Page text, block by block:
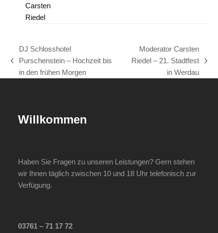
vorheriger
Beitrag:
DJ Schlosshotel
Purschenstein – Hochzeit bis
in den frühen Morgen
Nächster
Beitrag:
Moderator Carsten
Riedel – 21. Stadtfest
in Werdau
Willkommen
Haben Sie Fragen zu unseren Leistungen? Gern stehen
wir Ihnen täglich zwischen 10 und 18 Uhr telefonisch zur
Verfügung.
03761 – 71 17 72